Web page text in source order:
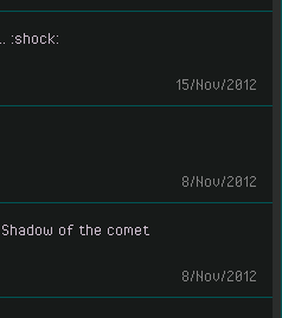
:shock:
15/Nov/2012
8/Nov/2012
of the comet
8/Nov/2012